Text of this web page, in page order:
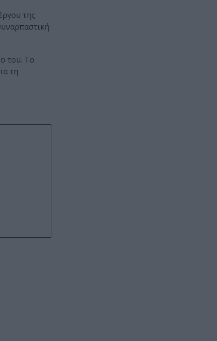
της
του. Το
τη